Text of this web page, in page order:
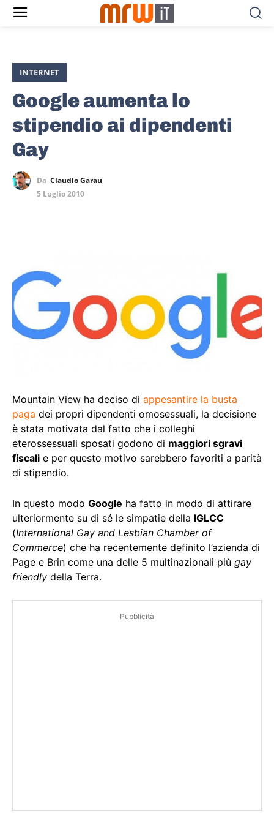
INTERNET
Google aumenta lo
stipendio ai dipendenti
Gay
Da Claudio Garau
5 Luglio 2010
Mountain View ha deciso di appesantire la busta
paga dei propri dipendenti omosessuali, la decisione
è stata motivata dal fatto che i colleghi
eterossessuali sposati godono di maggiori sgravi
fiscali e per questo motivo sarebbero favoriti a parità
di stipendio.
In questo modo Google ha fatto in modo di attirare
ulteriormente su di sé le simpatie della IGLCC
(International Gay and Lesbian Chamber of
Commerce) che ha recentemente definito l’azienda di
Page e Brin come una delle 5 multinazionali più gay
friendly della Terra.
Pubblicità